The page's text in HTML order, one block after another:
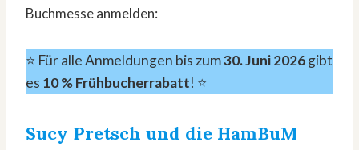
Buchmesse anmelden:
⭐️ Für alle Anmeldungen bis zum30. Juni 2026gibt
es 10 % Frühbucherrabatt! ⭐️
Sucy Pretsch und die HamBuM